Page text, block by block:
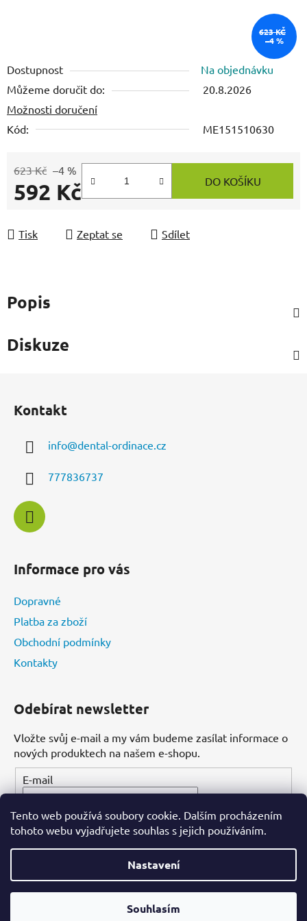
Tento web používá soubory cookie. Dalším procházením
tohoto webu vyjadřujete souhlas s jejich používáním.
Nastavení
Souhlasím
Dostupnost
Na objednávku
Můžeme doručit do:
20.8.2026
Možnosti doručení
Kód:
ME151510630
623 Kč –4 %
592 Kč DO KOŠÍKU
Tisk Zeptat se Sdílet
623 KČ
–4 %
Popis
Diskuze
Kontakt
info@dental-ordinace.cz
777836737
Informace pro vás
Dopravné
Platba za zboží
Obchodní podmínky
Kontakty
Odebírat newsletter
Vložte svůj e-mail a my vám budeme zasílat informace o
nových produktech na našem e-shopu.
E-mail
PŘIHLÁSIT SE
Vytvořil Shoptet
Dental-ordinace.cz